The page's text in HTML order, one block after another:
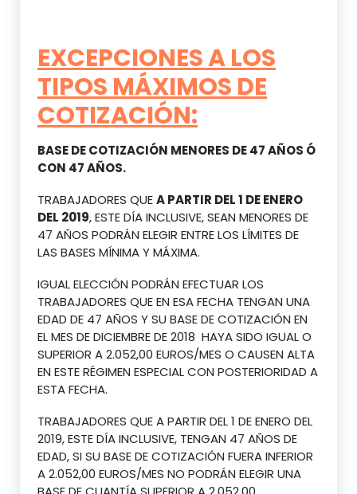
EXCEPCIONES A LOS
TIPOS MÁXIMOS DE
COTIZACIÓN:
BASE DE COTIZACIÓN MENORES DE 47 AÑOS Ó
CON 47 AÑOS.
TRABAJADORES QUEA PARTIR DEL 1 DE ENERO
DEL 2019, ESTE DÍA INCLUSIVE, SEAN MENORES DE
47 AÑOS PODRÁN ELEGIR ENTRE LOS LÍMITES DE
LAS BASES MÍNIMA Y MÁXIMA.
IGUAL ELECCIÓN PODRÁN EFECTUAR LOS
TRABAJADORES QUE EN ESA FECHA TENGAN UNA
EDAD DE 47 AÑOS Y SU BASE DE COTIZACIÓN EN
EL MES DE DICIEMBRE DE 2018 HAYA SIDO IGUAL O
SUPERIOR A 2.052,00 EUROS/MES O CAUSEN ALTA
EN ESTE RÉGIMEN ESPECIAL CON POSTERIORIDAD A
ESTA FECHA.
TRABAJADORES QUE A PARTIR DEL 1 DE ENERO DEL
2019, ESTE DÍA INCLUSIVE, TENGAN 47 AÑOS DE
EDAD, SI SU BASE DE COTIZACIÓN FUERA INFERIOR
A 2.052,00 EUROS/MES NO PODRÁN ELEGIR UNA